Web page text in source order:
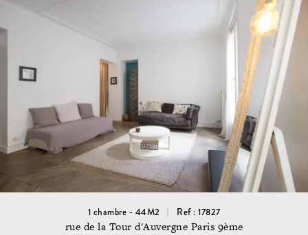
1 chambre - 44M2 Ref : 17827
rue de la Tour d'Auvergne Paris 9ème